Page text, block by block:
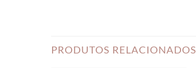
PRODUTOS RELACIONADOS